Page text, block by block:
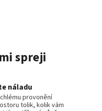
spreji
náladu
provonění
tolik, kolik vám